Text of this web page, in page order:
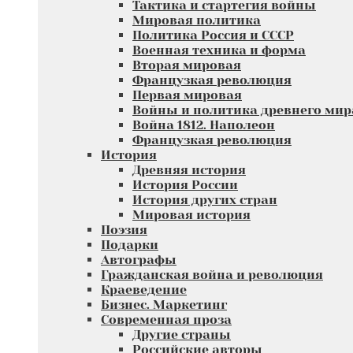
Тактика и стартегия войны
Мировая политика
Политика Россия и СССР
Военная техника и форма
Вторая мировая
Французкая революция
Первая мировая
Войны и политика древнего
Война 1812. Наполеон
Французкая революция
История
Древняя история
История России
История других стран
Мировая история
Поэзия
Подарки
Автографы
Гражданская война и революция
Краеведение
Бизнес. Маркетинг
Современная проза
Другие страны
Российские авторы